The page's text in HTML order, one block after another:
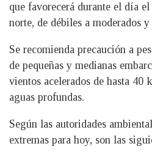
que favorecerá durante el día
norte, de débiles a moderados
Se recomienda precaución a
de pequeñas y medianas
vientos acelerados de hasta 40
aguas profundas.
Según las autoridades
extremas para hoy, son las